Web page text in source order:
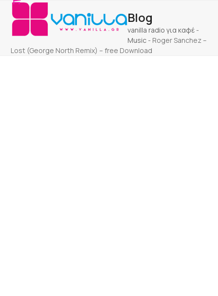
Skip
content
Open
mobile
menu
Close
mobile
menu
Blog
vanilla radio για καφέ -
Music - Roger Sanchez –
Lost (George North Remix) – free Download